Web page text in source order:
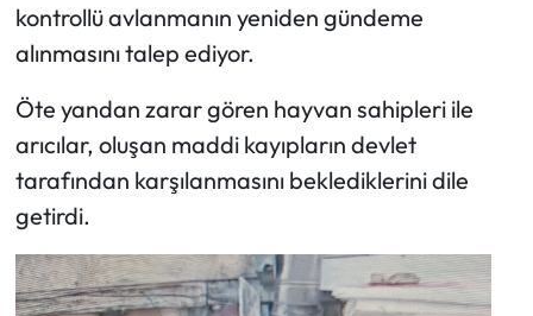
kontrollü avlanmanın yeniden gündeme
alınmasını talep ediyor.
Öte yandan zarar gören hayvan sahipleri ile
arıcılar, oluşan maddi kayıpların devlet
tarafından karşılanmasını beklediklerini dile
getirdi.